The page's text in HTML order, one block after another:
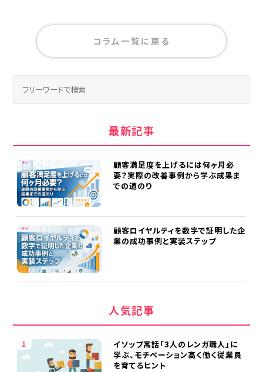
コラム一覧に戻る
最新記事
顧客満足度を上げるには何ヶ月必
要？実際の改善事例から学ぶ成果ま
での道のり
顧客ロイヤルティを数字で証明した企
業の成功事例と実装ステップ
人気記事
イソップ寓話「3人のレンガ職人」に
学ぶ、モチベーション高く働く従業員
を育てるヒント